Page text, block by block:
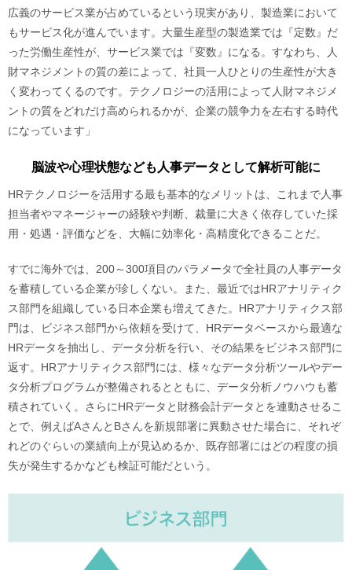
広義のサービス業が占めているという現実があり、製造業において
もサービス化が進んでいます。大量生産型の製造業では『定数』だ
った労働生産性が、サービス業では『変数』になる。すなわち、人
財マネジメントの質の差によって、社員一人ひとりの生産性が大き
く変わってくるのです。テクノロジーの活用によって人財マネジメ
ントの質をどれだけ高められるかが、企業の競争力を左右する時代
になっています」
脳波や心理状態なども人事データとして解析可能に
HRテクノロジーを活用する最も基本的なメリットは、これまで人事
担当者やマネージャーの経験や判断、裁量に大きく依存していた採
用・処遇・評価などを、大幅に効率化・高精度化できることだ。
すでに海外では、200～300項目のパラメータで全社員の人事データ
を蓄積している企業が珍しくない。また、最近ではHRアナリティク
ス部門を組織している日本企業も増えてきた。HRアナリティクス部
門は、ビジネス部門から依頼を受けて、HRデータベースから最適な
HRデータを抽出し、データ分析を行い、その結果をビジネス部門に
返す。HRアナリティクス部門には、様々なデータ分析ツールやデー
タ分析プログラムが整備されるとともに、データ分析ノウハウも蓄
積されていく。さらにHRデータと財務会計データとを連動させるこ
とで、例えばAさんとBさんを新規部署に異動させた場合に、それぞ
れどのぐらいの業績向上が見込めるか、既存部署にはどの程度の損
失が発生するかなども検証可能だという。